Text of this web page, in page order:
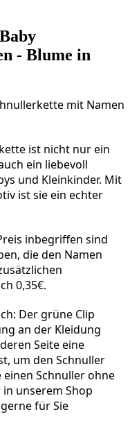
- Blume in
mit Namen
ist nicht nur ein
ein liebevoll
und Kleinkinder. Mit
ist sie ein echter
inbegriffen sind
die den Namen
0,35€.
Der grüne Clip
an der Kleidung
Seite eine
um den Schnuller
Schnuller ohne
unserem Shop
für Sie